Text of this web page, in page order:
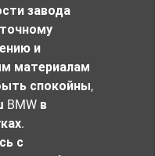
завода
и
материалам
спокойны,
BMW в
с